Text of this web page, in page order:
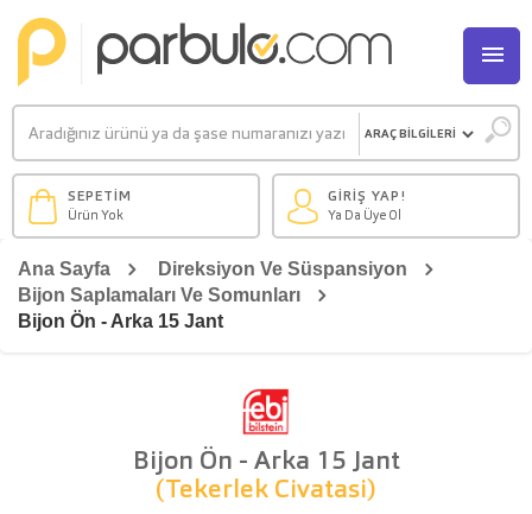
SEPETİM
Ürün Yok
GİRİŞ YAP!
Ya Da Üye Ol
Ana Sayfa
Direksiyon Ve Süspansiyon
Bijon Saplamaları Ve Somunları
Bijon Ön - Arka 15 Jant
Bijon Ön - Arka 15 Jant
(Tekerlek Civatasi)